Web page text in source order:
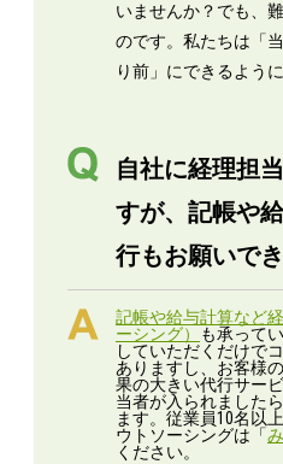
いませんか？でも、
のです。私たちは「
り前」にできるよう
自社に経理担
すが、記帳や
行もお願いで
記帳や給与計算など
ーシング）
も承って
していただくだけで
ありますし、お客様
果の大きい代行サー
当者が入られました
ます。従業員10名以
ウトソーシングは「
ください。